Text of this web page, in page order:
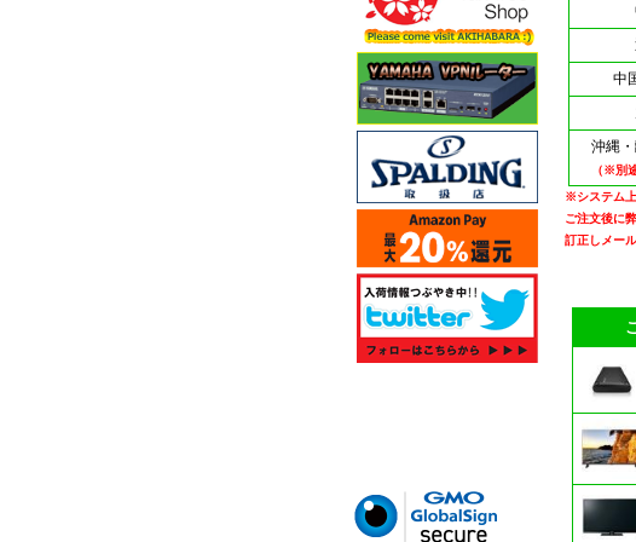
中
沖縄
（※別
※システム上
ご注文後に
訂正しメー
こち